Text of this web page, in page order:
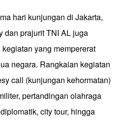
hari kunjungan di Jakarta,
dan prajurit TNI AL juga
yang mempererat
negara. Rangkaian kegiatan
call (kunjungan kehormatan)
pertandingan olahraga
city tour, hingga